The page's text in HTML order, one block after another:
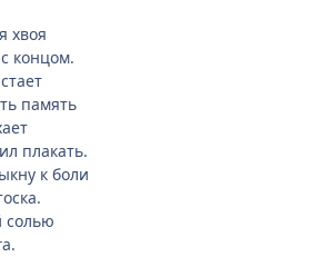
хвоя
концом.
память
плакать.
к боли
солью